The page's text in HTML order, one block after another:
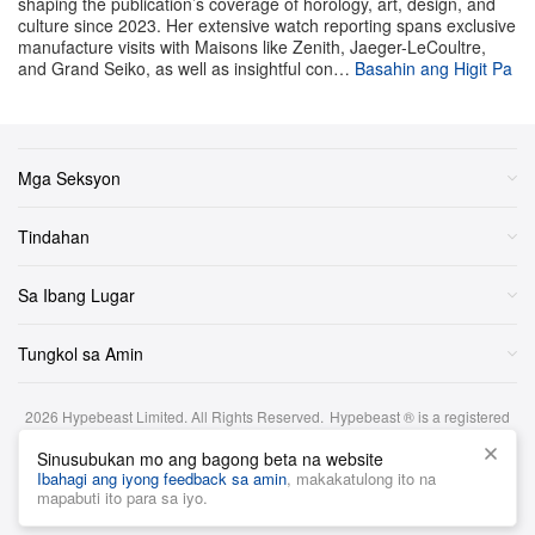
culture since 2023. Her extensive watch reporting spans exclusive
manufacture visits with Maisons like Zenith, Jaeger-LeCoultre,
and Grand Seiko, as well as insightful con… Basahin ang Higit Pa
Mga Seksyon
Tindahan
Sa Ibang Lugar
Tungkol sa Amin
2026 Hypebeast Limited. All Rights Reserved. Hypebeast ® is a registered
Mga Tuntunin at Kundisyon | Patakaran sa Privacy | Patakaran sa Cookie
Disclaimer sa Pamumuhunan
Sinusubukan mo ang bagong beta na website
Ibahagi ang iyong feedback sa amin, makakatulong ito na
mapabuti ito para sa iyo.